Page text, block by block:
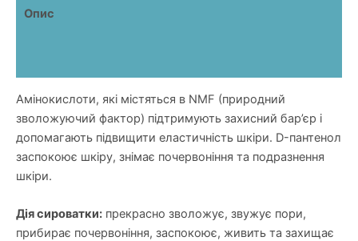
Опис
Амінокислоти, які містяться в NMF (природний
зволожуючий фактор) підтримують захисний бар’єр і
допомагають підвищити еластичність шкіри. D-пантенол
заспокоює шкіру, знімає почервоніння та подразнення
шкіри.
Дія сироватки: прекрасно зволожує, звужує пори,
прибирає почервоніння, заспокоює, живить та захищає